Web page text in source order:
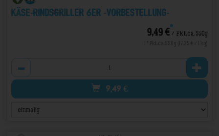
Käse-Rindsgriller 6er -VORBESTELLUNG-
9,49 €*/ Pkt.ca.550g
9,49 €